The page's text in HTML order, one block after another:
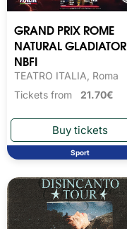
GRAND PRIX ROME
NATURAL GLADIATOR
NBFI
TEATRO ITALIA, Roma
Tickets from 21.70€
Sport